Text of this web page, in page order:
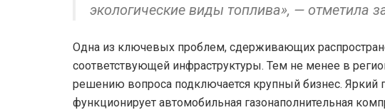
экологические виды топлива», — отметила
Одна из ключевых проблем, сдерживающих
соответствующей инфраструктуры. Тем не менее в
решению вопроса подключается крупный бизнес. Яркий
функционирует автомобильная газонаполнительная